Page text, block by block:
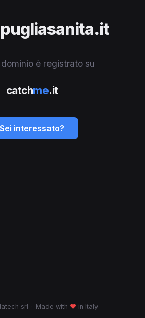
è registrato su
catchme.it
Sei interessato?
srl · Made with ♥ in Italy